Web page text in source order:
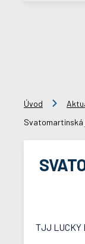
Úvod
Svatomartinská
TJJ LUCKY